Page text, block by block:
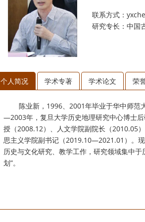
联系方式：
研究专长：中国
个人简况 学术专著 学术论文 荣
陈业新，1996、2001年毕业于华中师范
—2003年，复旦大学历史地理研究中心博士
授（2008.12）、人文学院副院长（2010.05
思主义学院副书记（2019.10—2021.01）。
历史与文化研究、教学工作，研究领域集中
划”。